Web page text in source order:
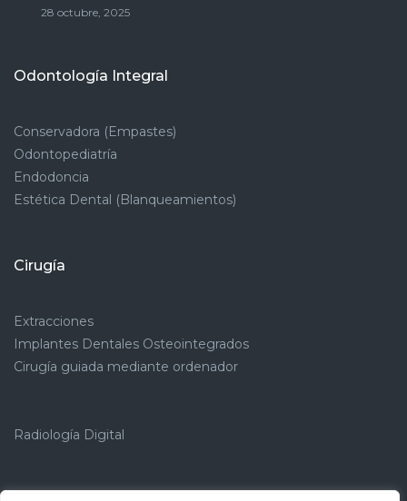
28 octubre, 2025
Odontología Integral
Conservadora (Empastes)
Odontopediatría
Endodoncia
Estética Dental (Blanqueamientos)
Cirugía
Extracciones
Implantes Dentales Osteointegrados
Cirugía guiada mediante ordenador
Radiología Digital